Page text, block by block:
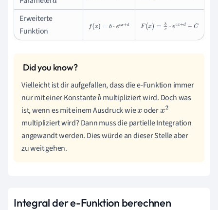
Erweiterte
Funktion
f(x)= b·ecx+d F(x)= bc·ecx+d+C
Vielleicht ist dir aufgefallen, dass die e-Funktion immer
nur mit einer Konstantebmultipliziert wird. Doch was
ist, wenn es mit einem Ausdruck wiex oderx2
multipliziert wird? Dann muss die partielle Integration
angewandt werden. Dies würde an dieser Stelle aber
zu weit gehen.
Integral der e-Funktion berechnen